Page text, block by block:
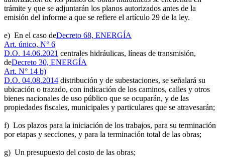
trámite y que se adjuntarán los planos autorizados antes de la
emisión del informe a que se refiere el artículo 29 de la ley.
e) En el caso deDecreto 68, ENERGÍA
Art. único, N° 6
D.O. 14.06.2021 centrales hidráulicas, líneas de transmisión,
deDecreto 30, ENERGÍA
Art. N° 14 b)
D.O. 04.08.2014 distribución y de subestaciones, se señalará su
ubicación o trazado, con indicación de los caminos, calles y otros
bienes nacionales de uso público que se ocuparán, y de las
propiedades fiscales, municipales y particulares que se atravesarán;
f) Los plazos para la iniciación de los trabajos, para su terminación
por etapas y secciones, y para la terminación total de las obras;
g) Un presupuesto del costo de las obras;